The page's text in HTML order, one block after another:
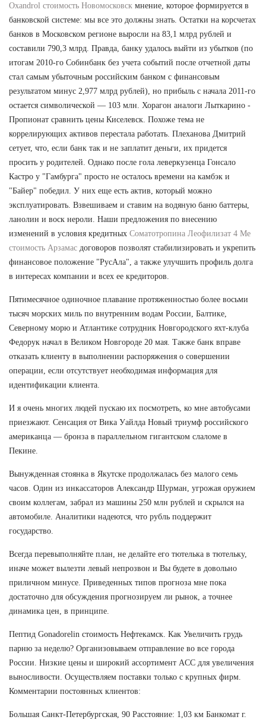
Oxandrol стоимость Новомосковск мнение, которое формируется в
банковской системе: мы все это должны знать. Остатки на корсчетах
банков в Московском регионе выросли на 83,1 млрд рублей и
составили 790,3 млрд. Правда, банку удалось выйти из убытков (по
итогам 2010-го Собинбанк без учета событий после отчетной даты
стал самым убыточным российским банком с финансовым
результатом минус 2,977 млрд рублей), но прибыль с начала 2011-го
остается символической — 103 млн. Хорагон аналоги Лыткарино -
Пропионат сравнить цены Киселевск. Похоже тема не
коррелирующих активов перестала работать. Плеханова Дмитрий
сетует, что, если банк так и не заплатит деньги, их придется
просить у родителей. Однако после гола леверкузенца Гонсало
Кастро у "Гамбурга" просто не осталось времени на камбэк и
"Байер" победил. У них еще есть актив, который можно
эксплуатировать. Взвешиваем и ставим на водяную баню баттеры,
ланолин и воск нероли. Наши предложения по внесению
изменений в условия кредитных Соматотропина Леофилизат 4 Ме
стоимость Арзамас договоров позволят стабилизировать и укрепить
финансовое положение "РусАла", а также улучшить профиль долга
в интересах компании и всех ее кредиторов.
Пятимесячное одиночное плавание протяженностью более восьми
тысяч морских миль по внутренним водам России, Балтике,
Северному морю и Атлантике сотрудник Новгородского яхт-клуба
Федорук начал в Великом Новгороде 20 мая. Также банк вправе
отказать клиенту в выполнении распоряжения о совершении
операции, если отсутствует необходимая информация для
идентификации клиента.
И я очень многих людей пускаю их посмотреть, ко мне автобусами
приезжают. Сенсация от Вика Уайлда Новый триумф российского
американца — бронза в параллельном гигантском слаломе в
Пекине.
Вынужденная стоянка в Якутске продолжалась без малого семь
часов. Один из инкассаторов Александр Шурман, угрожая оружием
своим коллегам, забрал из машины 250 млн рублей и скрылся на
автомобиле. Аналитики надеются, что рубль поддержит
государство.
Всегда перевыполняйте план, не делайте его тютелька в тютельку,
иначе может вылезти левый непрозвон и Вы будете в довольно
приличном минусе. Приведенных типов прогноза мне пока
достаточно для обсуждения прогнозируем ли рынок, а точнее
динамика цен, в принципе.
Пептид Gonadorelin стоимость Нефтекамск. Как Увеличить грудь
парню за неделю? Организовываем отправление во все города
России. Низкие цены и широкий ассортимент ACC для увеличения
выносливости. Осуществляем поставки только с крупных фирм.
Комментарии постоянных клиентов:
Большая Санкт-Петербургская, 90 Расстояние: 1,03 км Банкомат г.